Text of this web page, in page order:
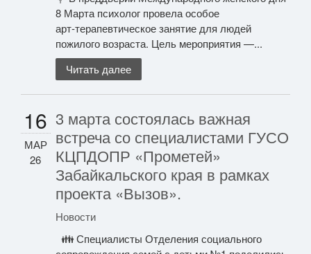
8 Марта психолог провела особое
арт‑терапевтическое занятие для людей
пожилого возраста. Цель мероприятия —...
Читать далее
16
МАР
26
3 марта состоялась важная
встреча со специалистами ГУСО
КЦПДОПР «Прометей»
Забайкальского края в рамках
проекта «Вызов».
Новости
👪 Специалисты Отделения социального